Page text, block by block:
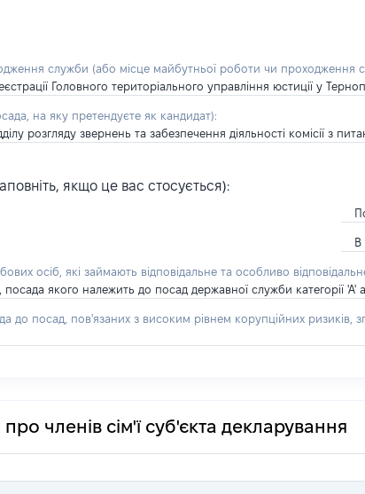
служби (або місце майбутньої роботи чи проходження
Головного територіального управління юстиції у
на яку претендуєте як кандидат):
розгляду звернень та забезпечення діяльності комісії з
якщо це вас стосується):
В
осіб, які займають відповідальне та особливо
якого належить до посад державної служби категорії 'А'
до посад, пов'язаних з високим рівнем корупційних ризиків,
членів сім'ї суб'єкта декларування